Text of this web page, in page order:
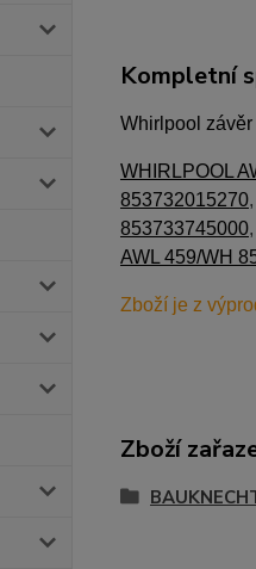
Kompletní
Whirlpool
WHIRLPOOL
853732015270,
853733745000,
AWL 459/WH
Zboží je z
Zboží